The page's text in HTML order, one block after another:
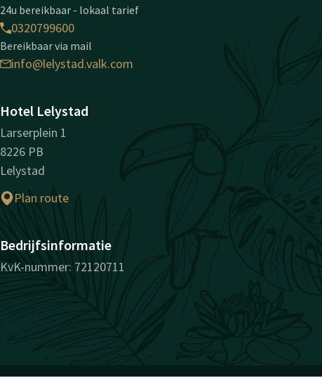
24u bereikbaar - lokaal tarief
0320799600
Bereikbaar via mail
info@lelystad.valk.com
Hotel Lelystad
Larserplein 1
8226 PB
Lelystad
Plan route
Bedrijfsinformatie
KvK-nummer: 72120711